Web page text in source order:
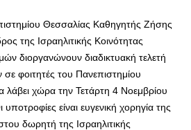
Θεσσαλίας Καθηγητής Ζήσης
της Ισραηλιτικής Κοινότητας
διοργανώνουν διαδικτυακή τελετή
φοιτητές του Πανεπιστημίου
λάβει χώρα την Τετάρτη 4 Νοεμβρίου
είναι ευγενική χορηγία της
δωρητή της Ισραηλιτικής